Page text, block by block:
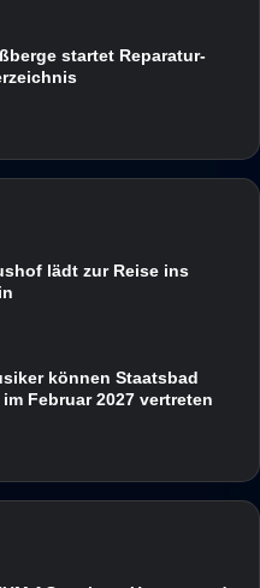
startet Reparatur-
lädt zur Reise ins
können Staatsbad
Februar 2027 vertreten